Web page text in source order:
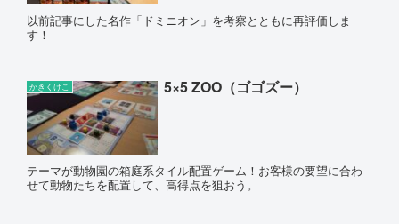
以前記事にした名作「ドミニオン」を考察とともに再評価しま
す！
かきくけこ 5×5 ZOO（ゴゴズー）
テーマが動物園の箱庭系タイル配置ゲーム！お客様の要望に合わ
せて動物たちを配置して、高得点を狙おう。